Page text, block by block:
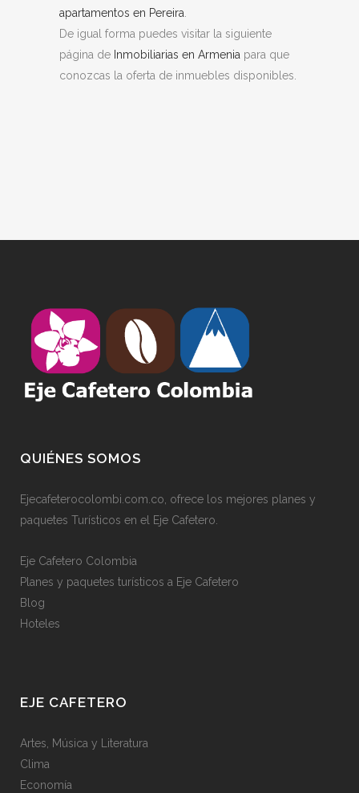
apartamentos en Pereira.
De igual forma puedes visitar la siguiente
página de Inmobiliarias en Armenia para que
conozcas la oferta de inmuebles disponibles.
QUIÉNES SOMOS
Ejecafeterocolombi.com.co, ofrece los mejores planes y
paquetes Turísticos en el Eje Cafetero.
Eje Cafetero Colombia
Planes y paquetes turísticos a Eje Cafetero
Blog
Hoteles
EJE CAFETERO
Artes, Música y Literatura
Clima
Economía